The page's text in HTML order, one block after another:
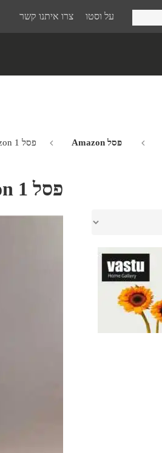
על וסטו צרו איתנו קשר
פסל Amazon פסל Amazon 1
פסל Amazon 1